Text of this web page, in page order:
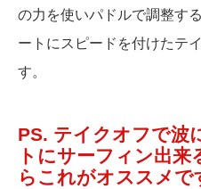
の力を使いパドルで調整す
ートにスピードを付けたテ
す。
PS. テイクオフで波
トにサーフィン出
らこれがオススメで